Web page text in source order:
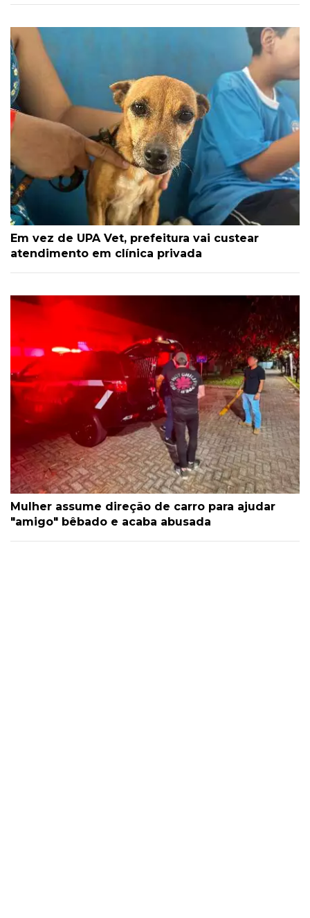
Em vez de UPA Vet, prefeitura vai custear
atendimento em clínica privada
Mulher assume direção de carro para ajudar
"amigo" bêbado e acaba abusada